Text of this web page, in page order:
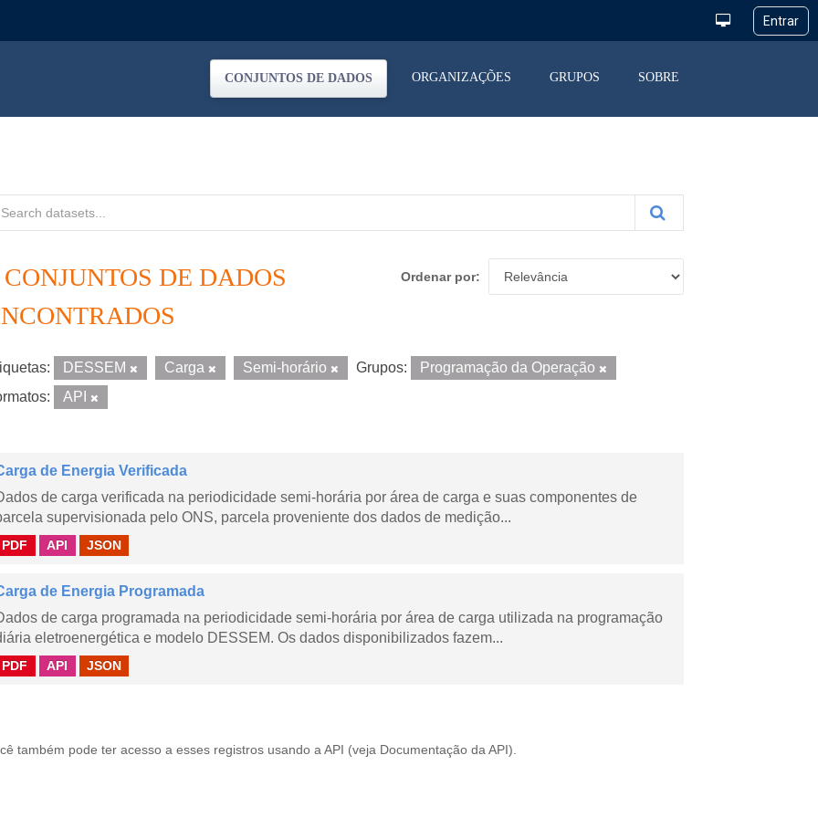
CONJUNTOS DE DADOS ORGANIZAÇÕES GRUPOS SOBRE
Ordenar por
CONJUNTOS DE DADOS
DESSEM Carga Semi-horário Grupos:
Programação da Operação
API
de Energia Verificada
de carga verificada na periodicidade semi-horária por área de carga e suas componentes de
supervisionada pelo ONS, parcela proveniente dos dados de medição...
PDF API JSON
de Energia Programada
de carga programada na periodicidade semi-horária por área de carga utilizada na programação
eletroenergética e modelo DESSEM. Os dados disponibilizados fazem...
PDF API JSON
também pode ter acesso a esses registros usando a API (veja Documentação da API ).